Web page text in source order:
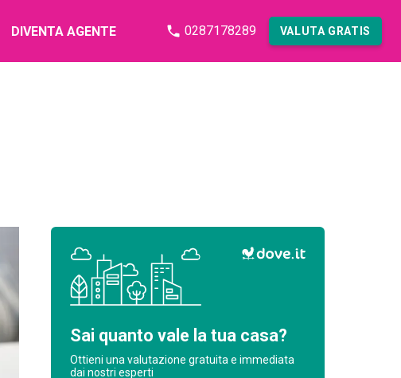
DIVENTA AGENTE 0287178289 VALUTA GRATIS
Sai quanto vale la tua casa?
Ottieni una valutazione gratuita e immediata
dai nostri esperti